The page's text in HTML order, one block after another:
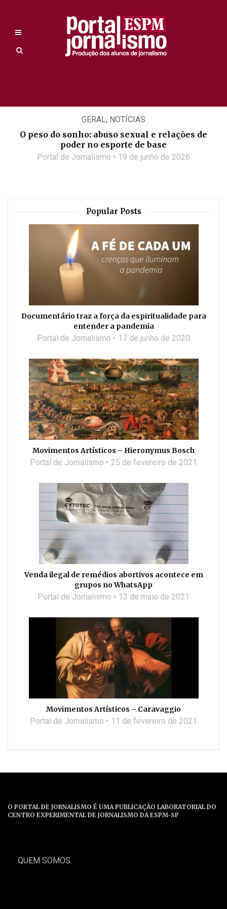
GERAL, NOTÍCIAS
O peso do sonho: abuso sexual e relações de
poder no esporte de base
Portal de Jornalismo 19 de junho de 2026
Popular Posts
Documentário traz a força da espiritualidade para
entender a pandemia
Portal de Jornalismo 17 de junho de 2020
Movimentos Artísticos – Hieronymus Bosch
Portal de Jornalismo 25 de fevereiro de 2021
Venda ilegal de remédios abortivos acontece em
grupos no WhatsApp
Portal de Jornalismo 13 de maio de 2021
Movimentos Artísticos – Caravaggio
Portal de Jornalismo 11 de fevereiro de 2021
O PORTAL DE JORNALISMO É UMA PUBLICAÇÃO LABORATORIAL DO
CENTRO EXPERIMENTAL DE JORNALISMO DA ESPM-SP
QUEM SOMOS